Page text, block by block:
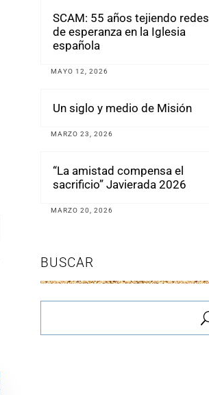
SCAM: 55 años tejiendo redes
de esperanza en la Iglesia
española
MAYO 12, 2026
Un siglo y medio de Misión
MARZO 23, 2026
“La amistad compensa el
sacrificio” Javierada 2026
MARZO 20, 2026
BUSCAR